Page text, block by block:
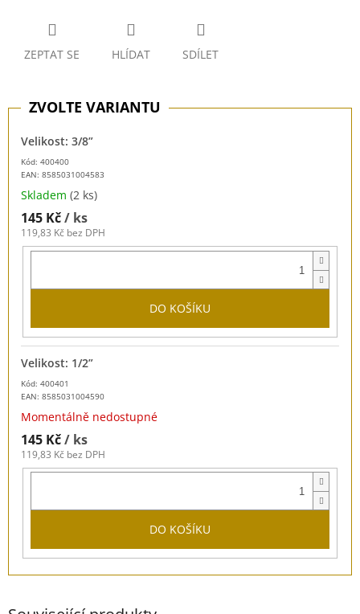
ZEPTAT SE HLÍDAT SDÍLET
Kód: 400400
EAN: 8585031004583
Velikost: 3/8”
Skladem (2 ks)
145 Kč/ ks
119,83 Kč bez DPH
DO KOŠÍKU
Kód: 400401
EAN: 8585031004590
Velikost: 1/2”
Momentálně nedostupné
145 Kč/ ks
119,83 Kč bez DPH
DO KOŠÍKU